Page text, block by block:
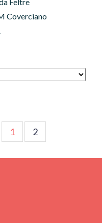
Feltre
Coverciano
1 2